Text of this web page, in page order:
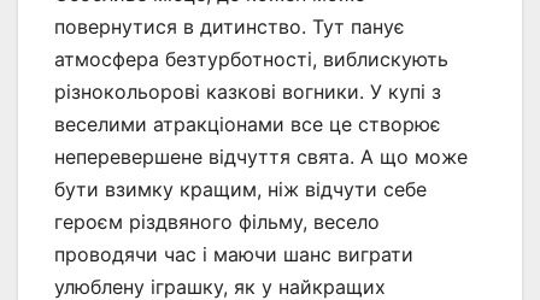
повернутися в дитинство. Тут панує
атмосфера безтурботності, виблискують
різнокольорові казкові вогники. У купі з
веселими атракціонами все це створює
неперевершене відчуття свята. А що може
бути взимку кращим, ніж відчути себе
героєм різдвяного фільму, весело
проводячи час і маючи шанс виграти
улюблену іграшку, як у найкращих